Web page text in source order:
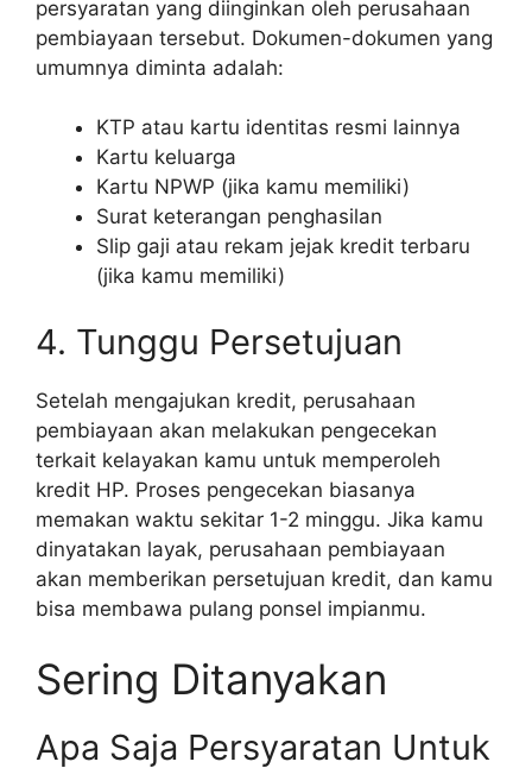
persyaratan yang diinginkan oleh perusahaan
pembiayaan tersebut. Dokumen-dokumen yang
umumnya diminta adalah:
KTP atau kartu identitas resmi lainnya
Kartu keluarga
Kartu NPWP (jika kamu memiliki)
Surat keterangan penghasilan
Slip gaji atau rekam jejak kredit terbaru
(jika kamu memiliki)
4. Tunggu Persetujuan
Setelah mengajukan kredit, perusahaan
pembiayaan akan melakukan pengecekan
terkait kelayakan kamu untuk memperoleh
kredit HP. Proses pengecekan biasanya
memakan waktu sekitar 1-2 minggu. Jika kamu
dinyatakan layak, perusahaan pembiayaan
akan memberikan persetujuan kredit, dan kamu
bisa membawa pulang ponsel impianmu.
Sering Ditanyakan
Apa Saja Persyaratan Untuk